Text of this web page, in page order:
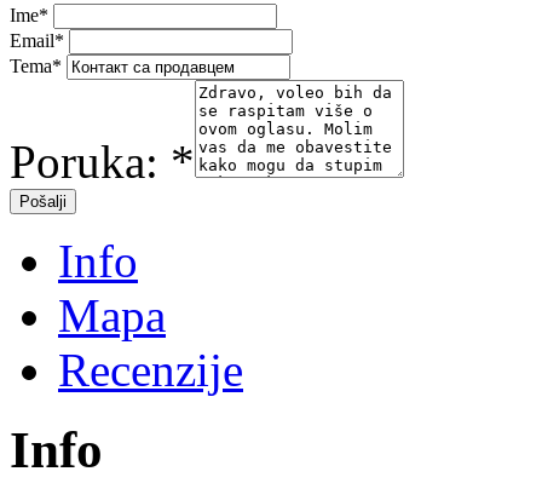
Ime*
Email*
Tema*
Poruka: *
Info
Mapa
Recenzije
Info